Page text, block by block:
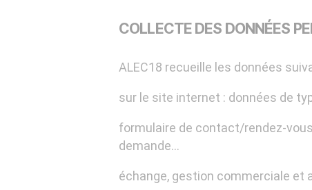
COLLECTE DES DONNÉES
ALEC18 recueille les données
sur le site internet : données de
formulaire de contact/rendez-
demande…
échange, gestion commerciale et